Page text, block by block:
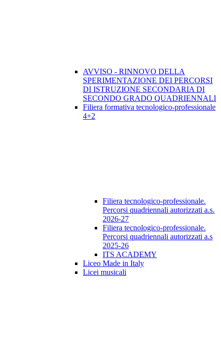
AVVISO - RINNOVO DELLA
SPERIMENTAZIONE DEI PERCORSI
DI ISTRUZIONE SECONDARIA DI
SECONDO GRADO QUADRIENNALI
Filiera formativa tecnologico-professionale
4+2
Filiera tecnologico-professionale.
Percorsi quadriennali autorizzati a.s.
2026-27
Filiera tecnologico-professionale.
Percorsi quadriennali autorizzati a.s
2025-26
ITS ACADEMY
Liceo Made in Italy
Licei musicali